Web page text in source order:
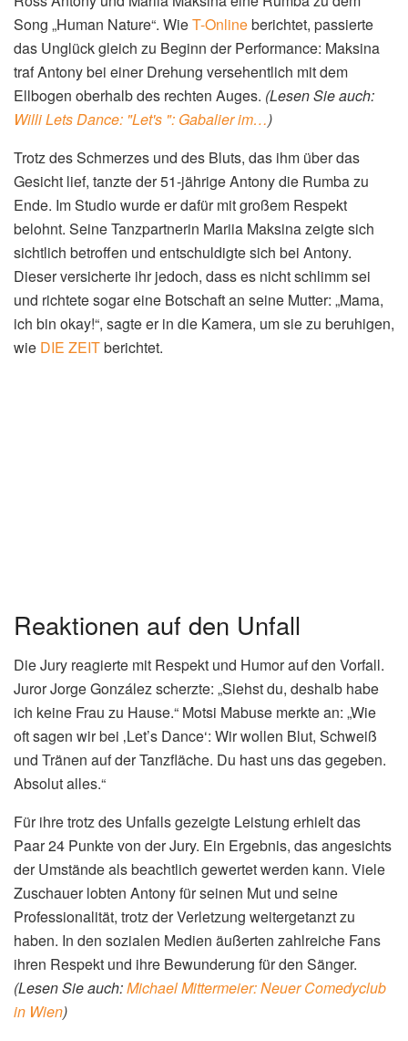
Song „Human Nature“. WieT-Onlineberichtet, passierte
das Unglück gleich zu Beginn der Performance: Maksina
traf Antony bei einer Drehung versehentlich mit dem
Ellbogen oberhalb des rechten Auges. (Lesen Sie auch:
Willi Lets Dance: "Let's ": Gabalier im…)
Trotz des Schmerzes und des Bluts, das ihm über das
Gesicht lief, tanzte der 51-jährige Antony die Rumba zu
Ende. Im Studio wurde er dafür mit großem Respekt
belohnt. Seine Tanzpartnerin Mariia Maksina zeigte sich
sichtlich betroffen und entschuldigte sich bei Antony.
Dieser versicherte ihr jedoch, dass es nicht schlimm sei
und richtete sogar eine Botschaft an seine Mutter: „Mama,
ich bin okay!“, sagte er in die Kamera, um sie zu beruhigen,
wie DIE ZEITberichtet.
Reaktionen auf den Unfall
Die Jury reagierte mit Respekt und Humor auf den Vorfall.
Juror Jorge González scherzte: „Siehst du, deshalb habe
ich keine Frau zu Hause.“ Motsi Mabuse merkte an: „Wie
oft sagen wir bei ‚Let’s Dance‘: Wir wollen Blut, Schweiß
und Tränen auf der Tanzfläche. Du hast uns das gegeben.
Absolut alles.“
Für ihre trotz des Unfalls gezeigte Leistung erhielt das
Paar 24 Punkte von der Jury. Ein Ergebnis, das angesichts
der Umstände als beachtlich gewertet werden kann. Viele
Zuschauer lobten Antony für seinen Mut und seine
Professionalität, trotz der Verletzung weitergetanzt zu
haben. In den sozialen Medien äußerten zahlreiche Fans
ihren Respekt und ihre Bewunderung für den Sänger.
(Lesen Sie auch:Michael Mittermeier: Neuer Comedyclub
in Wien)